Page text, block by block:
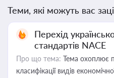
Теми, які можуть вас
Перехід
стандартів NACE
Про що тема: Тема охоплює
класифікації видів